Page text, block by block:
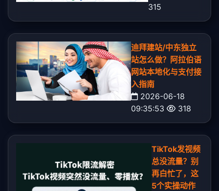
315
迪拜建站/中东独立
站怎么做？阿拉伯语
网站本地化与支付接
入指南
2026-06-18
09:35:53
318
TikTok发视频
总没流量？别
再白忙了，这
5个实操动作